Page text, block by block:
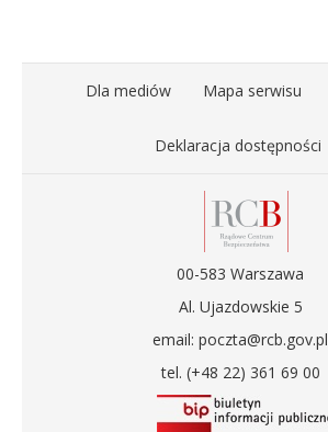
Dla mediów Mapa serwisu
Deklaracja dostępności
00-583 Warszawa
Al. Ujazdowskie 5
email: poczta@rcb.gov.pl
tel. (+48 22) 361 69 00